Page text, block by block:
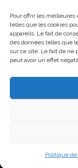
Pour offrir les meilleures
telles que les cookies
appareils. Le fait de
des données telles que
sur ce site. Le fait de ne
peut avoir un effet
Politique
©